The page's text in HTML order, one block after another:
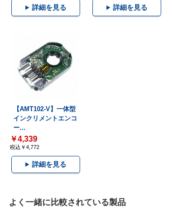
詳細を見る 詳細を見る
【AMT102-V】一体型
インクリメントエンコ
ー...
￥4,339
税込￥4,772
詳細を見る
よく一緒に比較されている製品